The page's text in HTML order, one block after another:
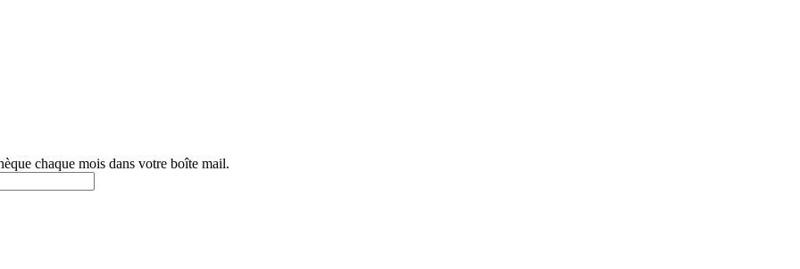
chaque mois dans votre boîte mail.